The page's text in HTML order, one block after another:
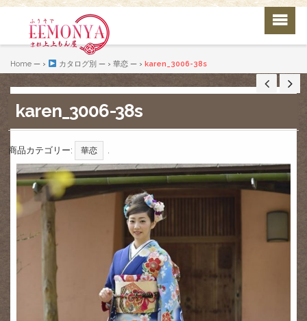
Home — › カタログ別 — › 華恋— › karen_3006-38s
karen_3006-38s
商品カテゴリー: 華恋 .